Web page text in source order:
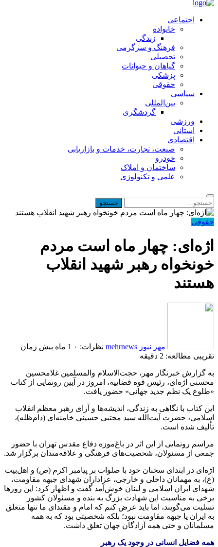
اجتماعی
خانواده
زندگی
فرهنگ و سرگرمی
تحصیلی
گیاهان و حیوانات
پزشکی
حقوقی
سیاسی
بین‌المللی
گردشگری
ورزشی
استانی
اقتصادی
صنعت، تجارت، خدمات و بازاریابی
خودرو
ساختمان و املاک
علمی و تکنولوژی
حقوقی
اژه‌ای: چهار ماه است مردم
خونخواه رهبر شهید انقلاب
هستند
مهر نیوز mehrnews نظرات: ۰ 1 ماه پیش
زمان
تقریبی مطالعه: 2 دقیقه
به گزارش خبرنگار مهر، حجت‌الاسلام والمسلمین غلامحسین
محسنی اژه‌ای، رئیس قوه قضاییه، امروز در آیین رونمایی از کتاب
«طلوع یک نظم جدید جهانی» حضور یافت.
این کتاب با نگاهی به زندگی، اندیشه‌ها و آرای رهبر معظم انقلاب
اسلامی، حضرت آیت‌الله سید مجتبی حسینی خامنه‌ای (دام‌ظله)،
تألیف شده است.
مراسم رونمایی از این اثر در باغ‌موزه دفاع مقدس تهران با حضور
جمعی از مسئولان، شخصیت‌های فرهنگی و علاقه‌مندان برگزار شد.
اژه‌ای در ابتدای سخنان خود با صلوات بر پیامبر اکرم (ص) و اهل‌بیت
(ع)، به مهمانان داخلی و خارجی، عزاداران شهدای جبهه مقاومت،
شهدای ایران اسلامی و لبنان خوش‌آمد گفت و اظهار کرد: این روزها
برخی به مناسبت این شهادت بزرگ به بنده و مسئولان کشور
تسلیت می‌گویند، اما باید عرض کنم که امام و مقتدای ما تنها متعلق
به ایران یا جبهه مقاومت نبود؛ بلکه شخصیتی بود که به همه
مسلمانان و حتی همه آزادگان جهان تعلق داشت.
همه فضایل انسانی در وجود یک رهبر